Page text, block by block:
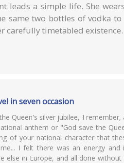
leads a simple life. She
same two bottles of vodka
carefully timetabled
in seven occasion
Queen's silver jubilee, I
anthem or "God save the
of your national character that
I felt there was an energy and
else in Europe, and all done